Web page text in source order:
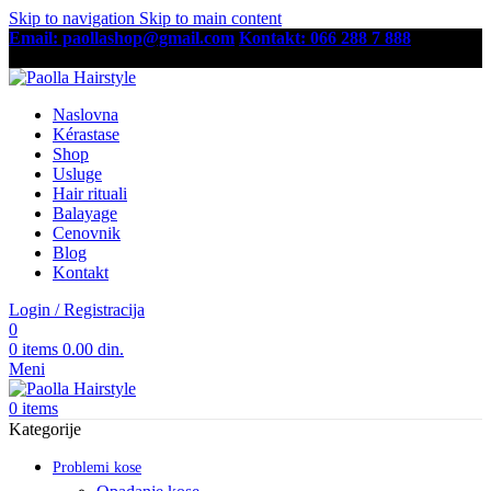
Skip to navigation Skip to main content
Email: paollashop@gmail.com Kontakt: 066 288 7 888
Naslovna
Kérastase
Shop
Usluge
Hair rituali
Balayage
Cenovnik
Blog
Kontakt
Login / Registracija
0
0 items 0.00 din.
Meni
0 items
Kategorije
Problemi kose